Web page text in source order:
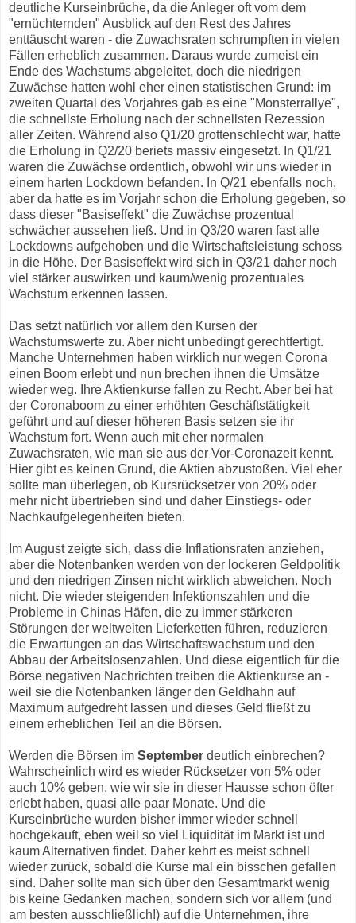
deutliche Kurseinbrüche, da die Anleger oft vom dem
"ernüchternden" Ausblick auf den Rest des Jahres
enttäuscht waren - die Zuwachsraten schrumpften in vielen
Fällen erheblich zusammen. Daraus wurde zumeist ein
Ende des Wachstums abgeleitet, doch die niedrigen
Zuwächse hatten wohl eher einen statistischen Grund: im
zweiten Quartal des Vorjahres gab es eine "Monsterrallye",
die schnellste Erholung nach der schnellsten Rezession
aller Zeiten. Während also Q1/20 grottenschlecht war, hatte
die Erholung in Q2/20 beriets massiv eingesetzt. In Q1/21
waren die Zuwächse ordentlich, obwohl wir uns wieder in
einem harten Lockdown befanden. In Q/21 ebenfalls noch,
aber da hatte es im Vorjahr schon die Erholung gegeben, so
dass dieser "Basiseffekt" die Zuwächse prozentual
schwächer aussehen ließ. Und in Q3/20 waren fast alle
Lockdowns aufgehoben und die Wirtschaftsleistung schoss
in die Höhe. Der Basiseffekt wird sich in Q3/21 daher noch
viel stärker auswirken und kaum/wenig prozentuales
Wachstum erkennen lassen.
Das setzt natürlich vor allem den Kursen der
Wachstumswerte zu. Aber nicht unbedingt gerechtfertigt.
Manche Unternehmen haben wirklich nur wegen Corona
einen Boom erlebt und nun brechen ihnen die Umsätze
wieder weg. Ihre Aktienkurse fallen zu Recht. Aber bei hat
der Coronaboom zu einer erhöhten Geschäftstätigkeit
geführt und auf dieser höheren Basis setzen sie ihr
Wachstum fort. Wenn auch mit eher normalen
Zuwachsraten, wie man sie aus der Vor-Coronazeit kennt.
Hier gibt es keinen Grund, die Aktien abzustoßen. Viel eher
sollte man überlegen, ob Kursrücksetzer von 20% oder
mehr nicht übertrieben sind und daher Einstiegs- oder
Nachkaufgelegenheiten bieten.
Im August zeigte sich, dass die Inflationsraten anziehen,
aber die Notenbanken werden von der lockeren Geldpolitik
und den niedrigen Zinsen nicht wirklich abweichen. Noch
nicht. Die wieder steigenden Infektionszahlen und die
Probleme in Chinas Häfen, die zu immer stärkeren
Störungen der weltweiten Lieferketten führen, reduzieren
die Erwartungen an das Wirtschaftswachstum und den
Abbau der Arbeitslosenzahlen. Und diese eigentlich für die
Börse negativen Nachrichten treiben die Aktienkurse an -
weil sie die Notenbanken länger den Geldhahn auf
Maximum aufgedreht lassen und dieses Geld fließt zu
einem erheblichen Teil an die Börsen.
Werden die Börsen im September deutlich einbrechen?
Wahrscheinlich wird es wieder Rücksetzer von 5% oder
auch 10% geben, wie wir sie in dieser Hausse schon öfter
erlebt haben, quasi alle paar Monate. Und die
Kurseinbrüche wurden bisher immer wieder schnell
hochgekauft, eben weil so viel Liquidität im Markt ist und
kaum Alternativen findet. Daher kehrt es meist schnell
wieder zurück, sobald die Kurse mal ein bisschen gefallen
sind. Daher sollte man sich über den Gesamtmarkt wenig
bis keine Gedanken machen, sondern sich vor allem (und
am besten ausschließlich!) auf die Unternehmen, ihre